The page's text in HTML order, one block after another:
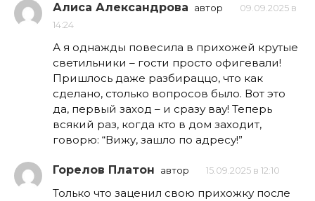
Алиса Александрова автор
09.09.2025 в
14:24
А я однажды повесила в прихожей крутые
светильники – гости просто офигевали!
Пришлось даже разбираццо, что как
сделано, столько вопросов было. Вот это
да, первый заход – и сразу вау! Теперь
всякий раз, когда кто в дом заходит,
говорю: “Вижу, зашло по адресу!”
Горелов Платон автор 15.09.2025 в 12:10
Только что заценил свою прихожку после